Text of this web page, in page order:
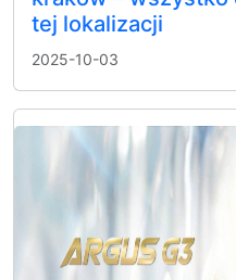
tej lokalizacji
2025-10-03